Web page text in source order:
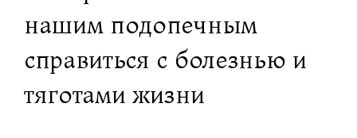
нашим подопечным
справиться с болезнью и
тяготами жизни